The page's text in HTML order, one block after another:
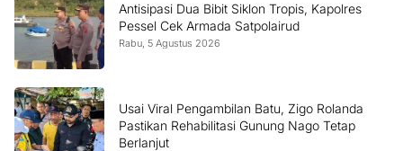
Antisipasi Dua Bibit Siklon Tropis, Kapolres
Pessel Cek Armada Satpolairud
Rabu, 5 Agustus 2026
Usai Viral Pengambilan Batu, Zigo Rolanda
Pastikan Rehabilitasi Gunung Nago Tetap
Berlanjut